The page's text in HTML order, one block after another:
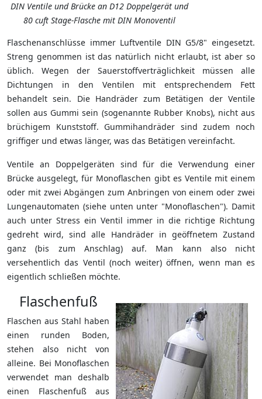
DIN Ventile und Brücke an D12 Doppelgerät und
80 cuft Stage-Flasche mit DIN Monoventil
Flaschenanschlüsse immer Luftventile DIN G5/8" eingesetzt.
Streng genommen ist das natürlich nicht erlaubt, ist aber so
üblich. Wegen der Sauerstoffverträglichkeit müssen alle
Dichtungen in den Ventilen mit entsprechendem Fett
behandelt sein. Die Handräder zum Betätigen der Ventile
sollen aus Gummi sein (sogenannte Rubber Knobs), nicht aus
brüchigem Kunststoff. Gummihandräder sind zudem noch
griffiger und etwas länger, was das Betätigen vereinfacht.
Ventile an Doppelgeräten sind für die Verwendung einer
Brücke ausgelegt, für Monoflaschen gibt es Ventile mit einem
oder mit zwei Abgängen zum Anbringen von einem oder zwei
Lungenautomaten (siehe unten unter "Monoflaschen"). Damit
auch unter Stress ein Ventil immer in die richtige Richtung
gedreht wird, sind alle Handräder in geöffnetem Zustand
ganz (bis zum Anschlag) auf. Man kann also nicht
versehentlich das Ventil (noch weiter) öffnen, wenn man es
eigentlich schließen möchte.
Flaschenfuß
Flaschen aus Stahl haben
einen runden Boden,
stehen also nicht von
alleine. Bei Monoflaschen
verwendet man deshalb
einen Flaschenfuß aus